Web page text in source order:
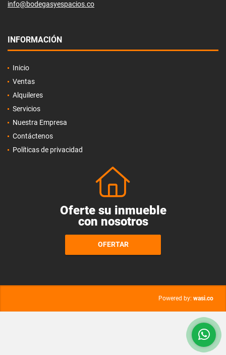
info@bodegasyespacios.co
INFORMACIÓN
Inicio
Ventas
Alquileres
Servicios
Nuestra Empresa
Contáctenos
Políticas de privacidad
Oferte su inmueble
con nosotros
OFERTAR
Powered by: wasi.co